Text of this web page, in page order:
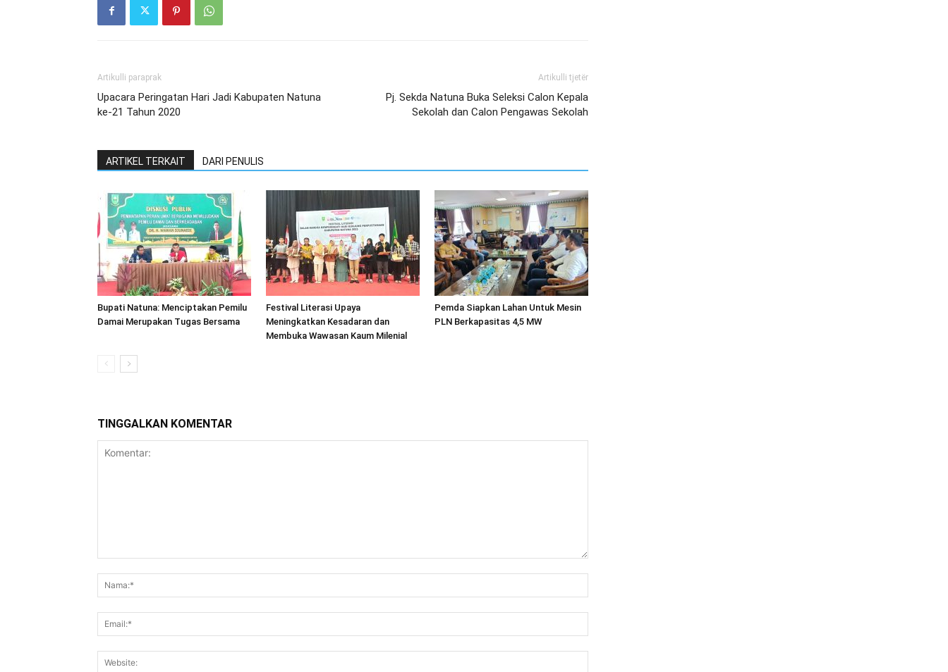
Artikulli paraprak
Upacara Peringatan Hari Jadi Kabupaten Natuna
ke-21 Tahun 2020
Artikulli tjetër
Pj. Sekda Natuna Buka Seleksi Calon Kepala
Sekolah dan Calon Pengawas Sekolah
ARTIKEL TERKAIT DARI PENULIS
Bupati Natuna: Menciptakan Pemilu
Damai Merupakan Tugas Bersama
Festival Literasi Upaya
Meningkatkan Kesadaran dan
Membuka Wawasan Kaum Milenial
Pemda Siapkan Lahan Untuk Mesin
PLN Berkapasitas 4,5 MW
TINGGALKAN KOMENTAR